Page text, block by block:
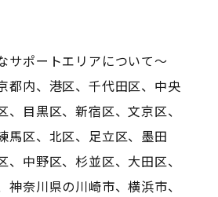
サポートエリアについて～
都内、港区、千代田区、中央
、目黒区、新宿区、文京区、
馬区、北区、足立区、墨田
、中野区、杉並区、大田区、
神奈川県の川崎市、横浜市、